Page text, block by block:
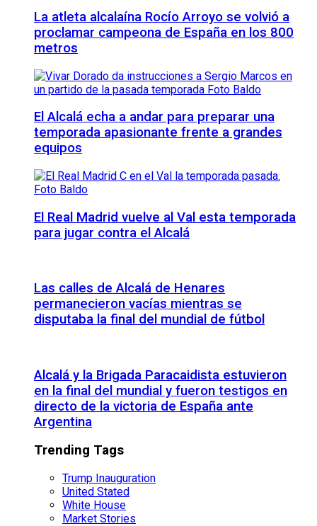
La atleta alcalaína Rocío Arroyo se volvió a
proclamar campeona de España en los 800
metros
El Alcalá echa a andar para preparar una
temporada apasionante frente a grandes
equipos
El Real Madrid vuelve al Val esta temporada
para jugar contra el Alcalá
Las calles de Alcalá de Henares
permanecieron vacías mientras se
disputaba la final del mundial de fútbol
Alcalá y la Brigada Paracaidista estuvieron
en la final del mundial y fueron testigos en
directo de la victoria de España ante
Argentina
Trending Tags
Trump Inauguration
United Stated
White House
Market Stories